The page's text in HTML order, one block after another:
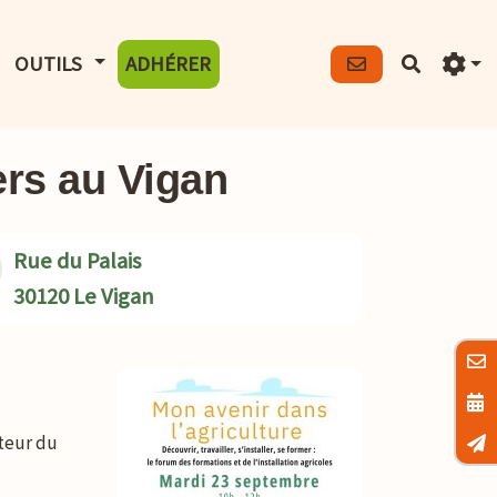
LE MENU
OUTILS AFFICHER LE MENU
ADHÉRER
au Vigan
Rue du Palais
30120 Le Vigan
du